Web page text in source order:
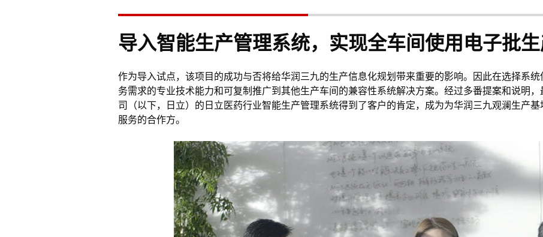
导入智能生产管理系统，实现全车间使用电子批
作为导入试点，该项目的成功与否将给华润三九的生产信息化规划带来重要的影响。因此在选择系
务需求的专业技术能力和可复制推广到其他生产车间的兼容性系统解决方案。经过多番提案和说明
司（以下，日立）的日立医药行业智能生产管理系统得到了客户的肯定，成为为华润三九观澜生产
服务的合作方。